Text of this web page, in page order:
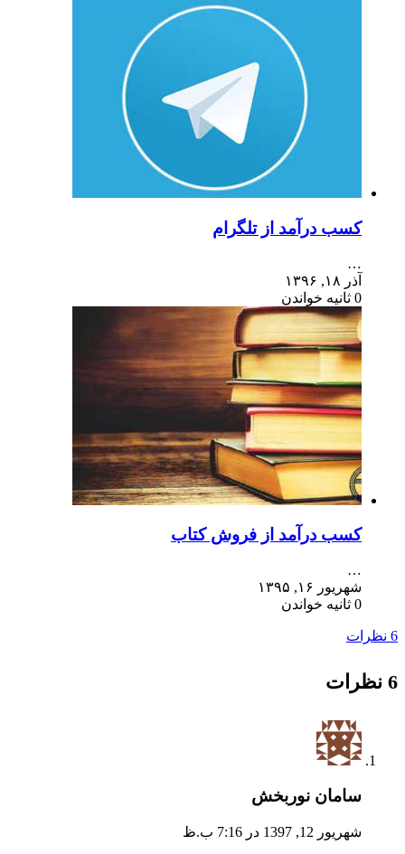
کسب درآمد از تلگرام
…
آذر ۱۸, ۱۳۹۶
0 ثانیه خواندن
کسب درآمد از فروش کتاب
…
شهریور ۱۶, ۱۳۹۵
0 ثانیه خواندن
6 نظرات
6 نظرات
سامان نوربخش
شهریور 12, 1397 در 7:16 ب.ظ